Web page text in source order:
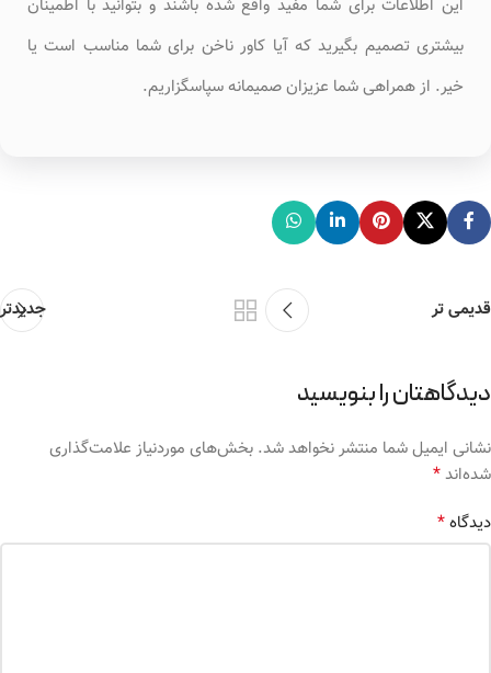
این اطلاعات برای شما مفید واقع شده باشند و بتوانید با اطمینان
بیشتری تصمیم بگیرید که آیا کاور ناخن برای شما مناسب است یا
خیر. از همراهی شما عزیزان صمیمانه سپاسگزاریم.
جدیدتر قدیمی تر
دیدگاهتان را بنویسید
نشانی ایمیل شما منتشر نخواهد شد. بخش‌های موردنیاز علامت‌گذاری
شده‌اند*
دیدگاه*